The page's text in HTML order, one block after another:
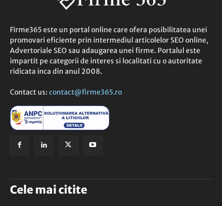
Firme365 este un portal online care ofera posibilitatea unei
promovari eficiente prin intermediul articolelor SEO online,
Advertoriale SEO sau adaugarea unei firme. Portalul este
impartit pe categorii de interes si localitati cu o autoritate
ridicata inca din anul 2008.
Contact us: contact@firme365.ro
Cele mai citite